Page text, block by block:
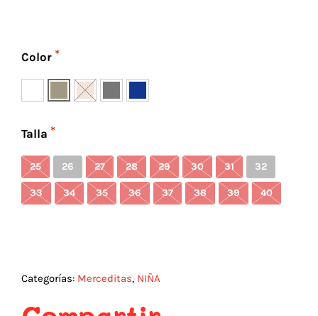
Color
Talla
25 26 27 28 29 30 31 32
33 34 35 36 37 38 39 40
Categorías: Merceditas, NIÑA